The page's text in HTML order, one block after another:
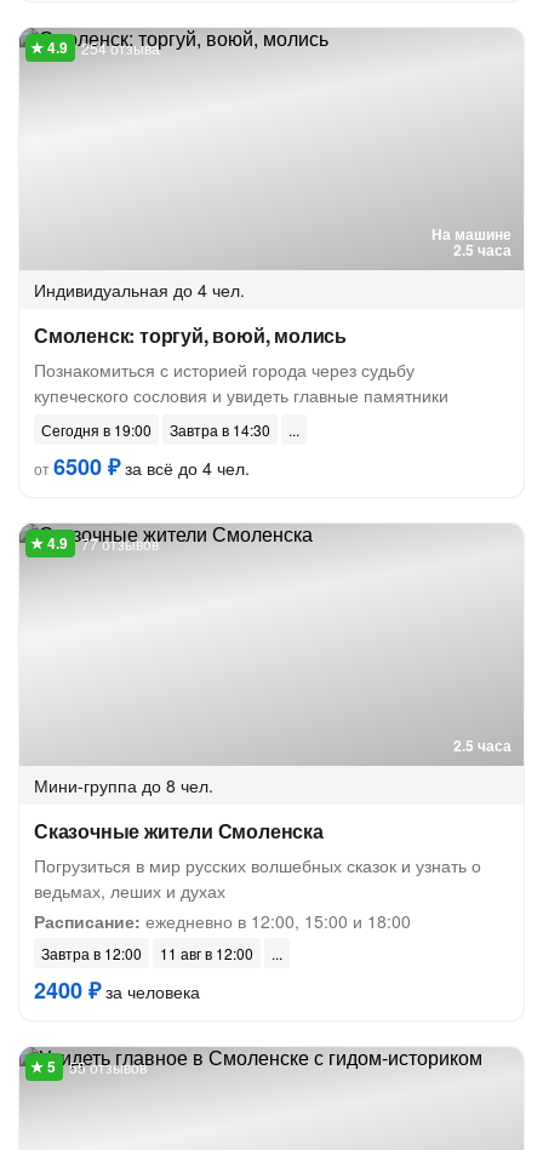
На машине
2.5 часа
254 отзыва
Индивидуальная до 4 чел.
Смоленск: торгуй, воюй, молись
Познакомиться с историей города через судьбу
купеческого сословия и увидеть главные памятники
Сегодня в 19:00
Завтра в 14:30
от6500 ₽за всё до 4 чел.
2.5 часа
77 отзывов
Мини-группа до 8 чел.
Сказочные жители Смоленска
Погрузиться в мир русских волшебных сказок и узнать о
ведьмах, леших и духах
Расписание: ежедневно в 12:00, 15:00 и 18:00
Завтра в 12:00 11 авг в 12:00
2400 ₽за человека
55 отзывов